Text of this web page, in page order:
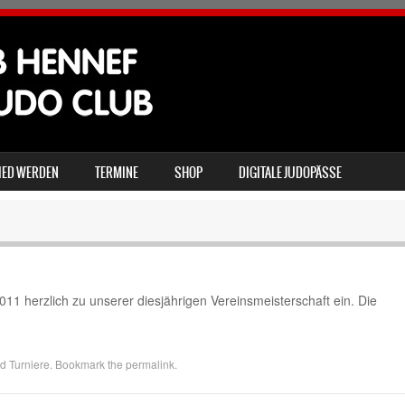
WERDEN TERMINE SHOP DIGITALE JUDOPÄSSE
herzlich zu unserer diesjährigen Vereinsmeisterschaft ein. Die
Turniere . Bookmark the permalink